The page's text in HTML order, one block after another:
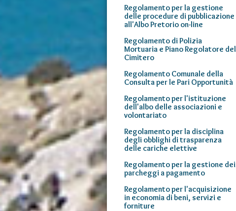
Regolamento per la gestione
delle procedure di pubblicazione
all'Albo Pretorio on-line
Regolamento di Polizia
Mortuaria e Piano Regolatore del
Cimitero
Regolamento Comunale della
Consulta per le Pari Opportunità
Regolamento per l'istituzione
dell'albo delle associazioni e
volontariato
Regolamento per la disciplina
degli obblighi di trasparenza
delle cariche elettive
Regolamento per la gestione dei
parcheggi a pagamento
Regolamento per l'acquisizione
in economia di beni, servizi e
forniture